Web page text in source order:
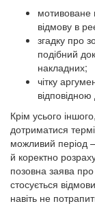
відмову в
згадку про
подібний
накладних;
чітку
Крім усього
дотриматися
можливий період
й коректно
позовна заява
стосується
навіть не